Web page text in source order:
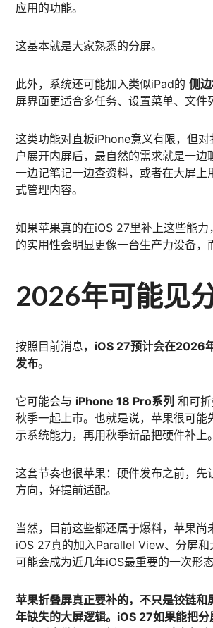
应用的功能。
这基本就是大家熟悉的分屏。
此外，系统还可能加入类似iPad的侧
屏界面更适合多任务、设置菜单、文件
这类功能对直板iPhone意义有限，但
户展开内屏后，最自然的需求就是一边
一边记笔记一边查资料，或者在大屏上
式管理内容。
如果苹果真的在iOS 27里补上这些能
的实用性会明显更像一台生产力设备，
2026年可能见
按照目前消息， iOS 27预计会在2026
发布。
它可能会与 iPhone 18 Pro系列 和可
秋季一起上市。也就是说，苹果很可能
示系统能力，再用秋季新品把硬件补上。
这套节奏也很苹果：硬件发布之前，先
方向，好提前适配。
当然，目前这些都还属于爆料，苹果尚
iOS 27真的加入Parallel View、分屏和
可能会成为近几年iOS最重要的一次形态
苹果折叠屏真正要补的，不只是铰链和
年缺失的大屏逻辑。iOS 27如果能把